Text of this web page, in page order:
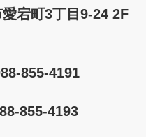
宕町3丁目9-24 2F
855-4191
855-4193